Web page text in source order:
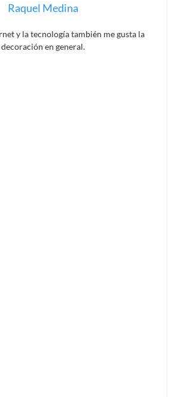
Raquel Medina
y la tecnología también me gusta la
decoración en general.